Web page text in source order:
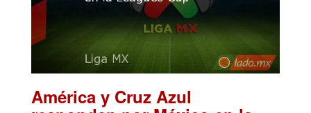
América y Cruz Azul